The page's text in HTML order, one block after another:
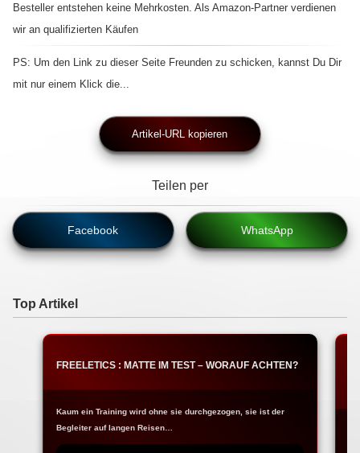
Besteller entstehen keine Mehrkosten. Als Amazon-Partner verdienen
wir an qualifizierten Käufen
PS: Um den Link zu dieser Seite Freunden zu schicken, kannst Du Dir
mit nur einem Klick die...
Artikel-URL kopieren
Teilen per
Facebook WhatsApp
Top Artikel
FREELETICS : MATTE IM TEST – WORAUF ACHTEN?
Kaum ein Training wird ohne sie durchgezogen, sie ist der
Begleiter auf langen Reisen…